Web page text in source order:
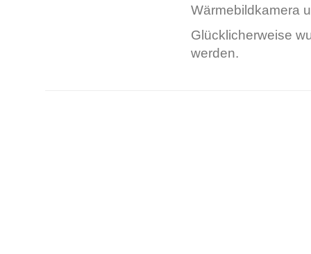
Wärmebildkamera
Glücklicherweise
werden.